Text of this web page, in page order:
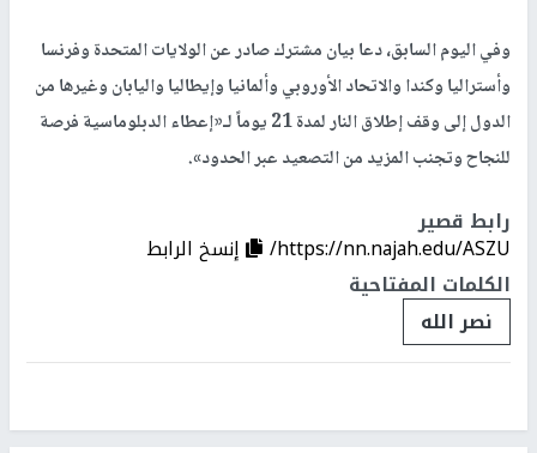
وفي اليوم السابق، دعا بيان مشترك صادر عن الولايات المتحدة وفرنسا
وأستراليا وكندا والاتحاد الأوروبي وألمانيا وإيطاليا واليابان وغيرها من
الدول إلى وقف إطلاق النار لمدة 21 يوماً لـ«إعطاء الدبلوماسية فرصة
للنجاح وتجنب المزيد من التصعيد عبر الحدود».
رابط قصير
https://nn.najah.edu/ASZU/
إنسخ الرابط
الكلمات المفتاحية
نصر الله